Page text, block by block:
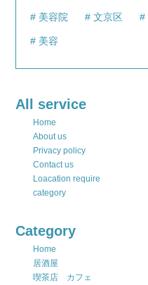
美容院 文京区
美容
All service
Home
About us
Privacy policy
Contact us
Loacation require
category
Category
Home
居酒屋
喫茶店 カフェ